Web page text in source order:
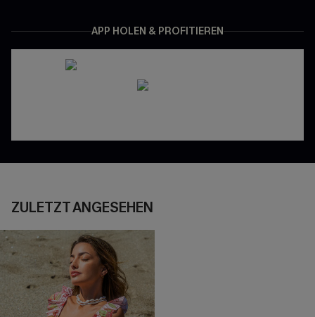
APP HOLEN & PROFITIEREN
ZULETZT ANGESEHEN